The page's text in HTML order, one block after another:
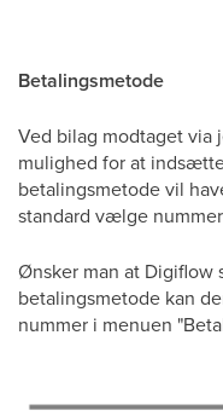
Betalingsmetode
Ved bilag modtaget via
mulighed for at
betalingsmetode vil
standard vælge nummer
Ønsker man at Digiflow
betalingsmetode kan
nummer i menuen